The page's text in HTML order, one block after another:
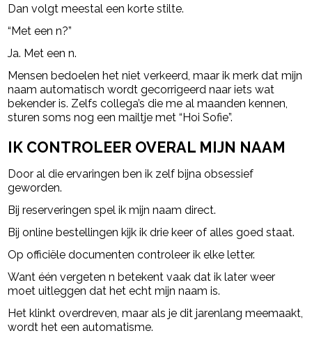
Dan volgt meestal een korte stilte.
“Met een n?”
Ja. Met een n.
Mensen bedoelen het niet verkeerd, maar ik merk dat mijn
naam automatisch wordt gecorrigeerd naar iets wat
bekender is. Zelfs collega’s die me al maanden kennen,
sturen soms nog een mailtje met “Hoi Sofie”.
IK CONTROLEER OVERAL MIJN NAAM
Door al die ervaringen ben ik zelf bijna obsessief
geworden.
Bij reserveringen spel ik mijn naam direct.
Bij online bestellingen kijk ik drie keer of alles goed staat.
Op officiële documenten controleer ik elke letter.
Want één vergeten n betekent vaak dat ik later weer
moet uitleggen dat het echt mijn naam is.
Het klinkt overdreven, maar als je dit jarenlang meemaakt,
wordt het een automatisme.